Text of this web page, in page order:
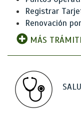
Registrar
Renovación
MÁS